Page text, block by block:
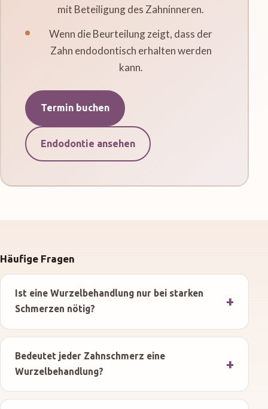
mit Beteiligung des Zahninneren.
Wenn die Beurteilung zeigt, dass der
Zahn endodontisch erhalten werden
kann.
Termin buchen
Endodontie ansehen
Häufige Fragen
Ist eine Wurzelbehandlung nur bei starken
Schmerzen nötig?
Bedeutet jeder Zahnschmerz eine
Wurzelbehandlung?